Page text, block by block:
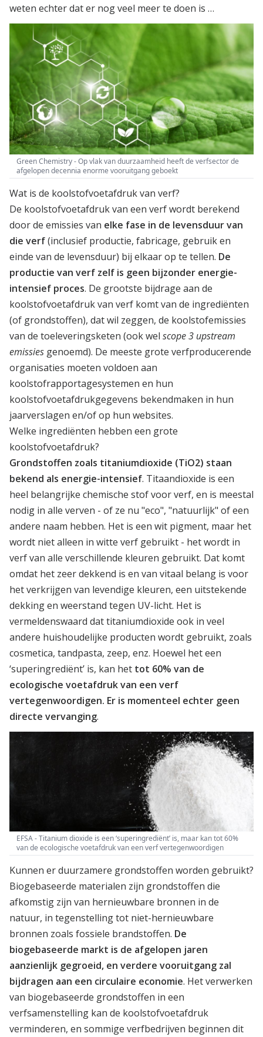
weten echter dat er nog veel meer te doen is …
Green Chemistry - Op vlak van duurzaamheid heeft de verfsector de
afgelopen decennia enorme vooruitgang geboekt
Wat is de koolstofvoetafdruk van verf?
De koolstofvoetafdruk van een verf wordt berekend
door de emissies van elke fase in de levensduur van
die verf(inclusief productie, fabricage, gebruik en
einde van de levensduur) bij elkaar op te tellen. De
productie van verf zelf is geen bijzonder energie-
intensief proces. De grootste bijdrage aan de
koolstofvoetafdruk van verf komt van de ingrediënten
(of grondstoffen), dat wil zeggen, de koolstofemissies
van de toeleveringsketen (ook wel scope 3 upstream
emissies genoemd). De meeste grote verfproducerende
organisaties moeten voldoen aan
koolstofrapportagesystemen en hun
koolstofvoetafdrukgegevens bekendmaken in hun
jaarverslagen en/of op hun websites.
Welke ingrediënten hebben een grote
koolstofvoetafdruk?
Grondstoffen zoals titaniumdioxide (TiO2) staan
bekend als energie-intensief. Titaandioxide is een
heel belangrijke chemische stof voor verf, en is meestal
nodig in alle verven - of ze nu "eco", "natuurlijk" of een
andere naam hebben. Het is een wit pigment, maar het
wordt niet alleen in witte verf gebruikt - het wordt in
verf van alle verschillende kleuren gebruikt. Dat komt
omdat het zeer dekkend is en van vitaal belang is voor
het verkrijgen van levendige kleuren, een uitstekende
dekking en weerstand tegen UV-licht. Het is
vermeldenswaard dat titaniumdioxide ook in veel
andere huishoudelijke producten wordt gebruikt, zoals
cosmetica, tandpasta, zeep, enz. Hoewel het een
‘superingrediënt’ is, kan het tot 60% van de
ecologische voetafdruk van een verf
vertegenwoordigen. Er is momenteel echter geen
directe vervanging.
EFSA - Titanium dioxide is een ‘superingrediënt’ is, maar kan tot 60%
van de ecologische voetafdruk van een verf vertegenwoordigen
Kunnen er duurzamere grondstoffen worden gebruikt?
Biogebaseerde materialen zijn grondstoffen die
afkomstig zijn van hernieuwbare bronnen in de
natuur, in tegenstelling tot niet-hernieuwbare
bronnen zoals fossiele brandstoffen. De
biogebaseerde markt is de afgelopen jaren
aanzienlijk gegroeid, en verdere vooruitgang zal
bijdragen aan een circulaire economie. Het verwerken
van biogebaseerde grondstoffen in een
verfsamenstelling kan de koolstofvoetafdruk
verminderen, en sommige verfbedrijven beginnen dit